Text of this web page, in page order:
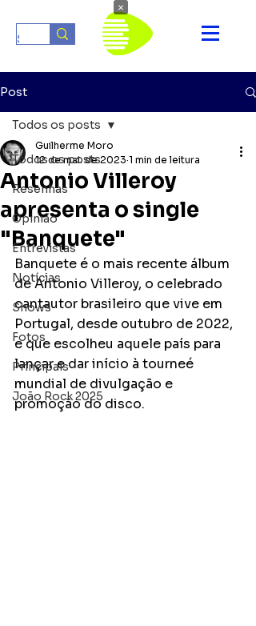
Post
Todos os posts
Resenhas
Opinião
Entrevistas
Notícias
Shows
Fotos
Principais
João Rock 2025
Todos os posts
Antonio Villeroy
apresenta o single
"Banquete"
Guilherme Moro
12 de mai. de 2023 1 min de leitura
Banquete é o mais recente álbum
de Antonio Villeroy, o celebrado
cantautor brasileiro que vive em
Portugal, desde outubro de 2022,
e que escolheu aquele país para
lançar e dar início à tourneé
mundial de divulgação e
promoção do disco.
×